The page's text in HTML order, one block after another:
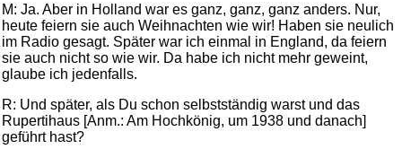
M: Ja. Aber in Holland war es ganz, ganz, ganz anders. Nur,
heute feiern sie auch Weihnachten wie wir! Haben sie neulich
im Radio gesagt. Später war ich einmal in England, da feiern
sie auch nicht so wie wir. Da habe ich nicht mehr geweint,
glaube ich jedenfalls.
R: Und später, als Du schon selbstständig warst und das
Rupertihaus [Anm.: Am Hochkönig, um 1938 und danach]
geführt hast?